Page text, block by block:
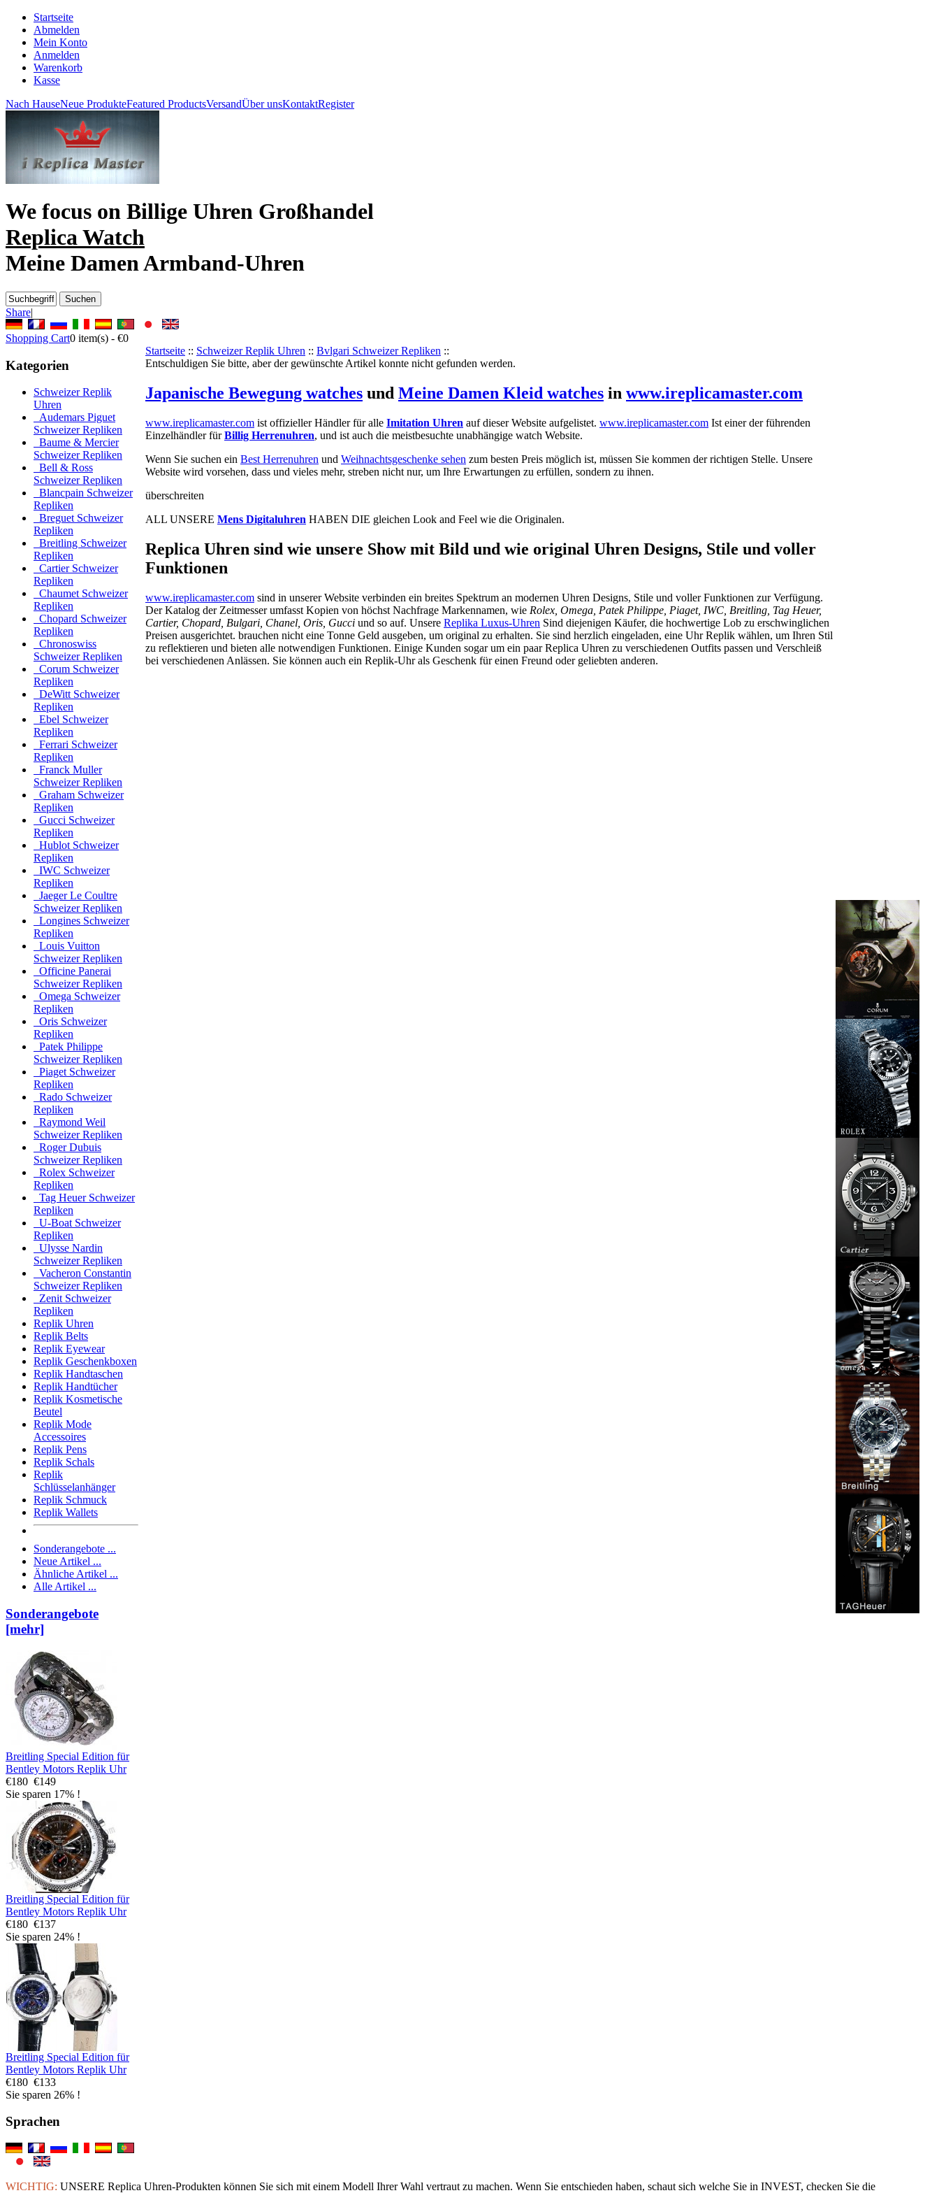
Startseite
Abmelden
Mein Konto
Anmelden
Warenkorb
Kasse
Nach HauseNeue ProdukteFeatured ProductsVersandÜber unsKontaktRegister
We focus on Billige Uhren Großhandel
Replica Watch
Meine Damen Armband-Uhren
Share|
Shopping Cart0 item(s) - €0
Kategorien
Schweizer Replik
Uhren
Audemars Piguet
Schweizer Repliken
Baume & Mercier
Schweizer Repliken
Bell & Ross
Schweizer Repliken
Blancpain Schweizer
Repliken
Breguet Schweizer
Repliken
Breitling Schweizer
Repliken
Cartier Schweizer
Repliken
Chaumet Schweizer
Repliken
Chopard Schweizer
Repliken
Chronoswiss
Schweizer Repliken
Corum Schweizer
Repliken
DeWitt Schweizer
Repliken
Ebel Schweizer
Repliken
Ferrari Schweizer
Repliken
Franck Muller
Schweizer Repliken
Graham Schweizer
Repliken
Gucci Schweizer
Repliken
Hublot Schweizer
Repliken
IWC Schweizer
Repliken
Jaeger Le Coultre
Schweizer Repliken
Longines Schweizer
Repliken
Louis Vuitton
Schweizer Repliken
Officine Panerai
Schweizer Repliken
Omega Schweizer
Repliken
Oris Schweizer
Repliken
Patek Philippe
Schweizer Repliken
Piaget Schweizer
Repliken
Rado Schweizer
Repliken
Raymond Weil
Schweizer Repliken
Roger Dubuis
Schweizer Repliken
Rolex Schweizer
Repliken
Tag Heuer Schweizer
Repliken
U-Boat Schweizer
Repliken
Ulysse Nardin
Schweizer Repliken
Vacheron Constantin
Schweizer Repliken
Zenit Schweizer
Repliken
Replik Uhren
Replik Belts
Replik Eyewear
Replik Geschenkboxen
Replik Handtaschen
Replik Handtücher
Replik Kosmetische
Beutel
Replik Mode
Accessoires
Replik Pens
Replik Schals
Replik
Schlüsselanhänger
Replik Schmuck
Replik Wallets
Sonderangebote ...
Neue Artikel ...
Ähnliche Artikel ...
Alle Artikel ...
Sonderangebote
[mehr]
Breitling Special Edition für
Bentley Motors Replik Uhr
€180 €149
Sie sparen 17% !
Breitling Special Edition für
Bentley Motors Replik Uhr
€180 €137
Sie sparen 24% !
Breitling Special Edition für
Bentley Motors Replik Uhr
€180 €133
Sie sparen 26% !
Sprachen
Startseite :: Schweizer Replik Uhren :: Bvlgari Schweizer Repliken ::
Entschuldigen Sie bitte, aber der gewünschte Artikel konnte nicht gefunden werden.
Japanische Bewegung watches und Meine Damen Kleid watches in www.ireplicamaster.com
www.ireplicamaster.com ist offizieller Händler für alle Imitation Uhren auf dieser Website aufgelistet. www.ireplicamaster.com Ist einer der führenden
Einzelhändler fürBillig Herrenuhren, und ist auch die meistbesuchte unabhängige watch Website.
Wenn Sie suchen ein Best Herrenuhren und Weihnachtsgeschenke sehen zum besten Preis möglich ist, müssen Sie kommen der richtigen Stelle. Unsere
Website wird vorsehen, dass und vieles mehr, streben nicht nur, um Ihre Erwartungen zu erfüllen, sondern zu ihnen.
überschreiten
ALL UNSERE Mens Digitaluhren HABEN DIE gleichen Look and Feel wie die Originalen.
Replica Uhren sind wie unsere Show mit Bild und wie original Uhren Designs, Stile und voller
Funktionen
www.ireplicamaster.com sind in unserer Website verbinden ein breites Spektrum an modernen Uhren Designs, Stile und voller Funktionen zur Verfügung.
Der Katalog der Zeitmesser umfasst Kopien von höchst Nachfrage Markennamen, wie Rolex, Omega, Patek Philippe, Piaget, IWC, Breitling, Tag Heuer,
Cartier, Chopard, Bulgari, Chanel, Oris, Gucci und so auf. Unsere Replika Luxus-Uhren Sind diejenigen Käufer, die hochwertige Lob zu erschwinglichen
Preisen ausgerichtet. brauchen nicht eine Tonne Geld ausgeben, um original zu erhalten. Sie sind herzlich eingeladen, eine Uhr Replik wählen, um Ihren Stil
zu reflektieren und bieten alle notwendigen Funktionen. Einige Kunden sogar um ein paar Replica Uhren zu verschiedenen Outfits passen und Verschleiß
bei verschiedenen Anlässen. Sie können auch ein Replik-Uhr als Geschenk für einen Freund oder geliebten anderen.
WICHTIG: UNSERE Replica Uhren-Produkten können Sie sich mit einem Modell Ihrer Wahl vertraut zu machen. Wenn Sie entschieden haben, schaut sich welche Sie in INVEST, checken Sie die